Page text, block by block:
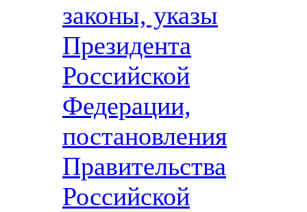
законы, указы
Президента
Российской
Федерации,
постановления
Правительства
Российской